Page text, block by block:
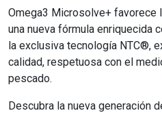
Omega3 Microsolve+ favorece
una nueva fórmula enriquecida
la exclusiva tecnología NTC®,
calidad, respetuosa con el
pescado.
Descubra la nueva generación